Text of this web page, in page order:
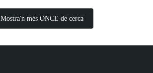
Mostra'n més ONCE de cerca